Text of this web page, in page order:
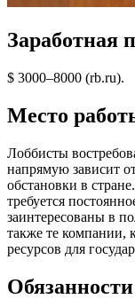
Заработная
$ 3000–8000 (rb.ru).
Место
Лоббисты
напрямую зависит
обстановки в
требуется
заинтересованы в
также те компании,
ресурсов для
Обязанности